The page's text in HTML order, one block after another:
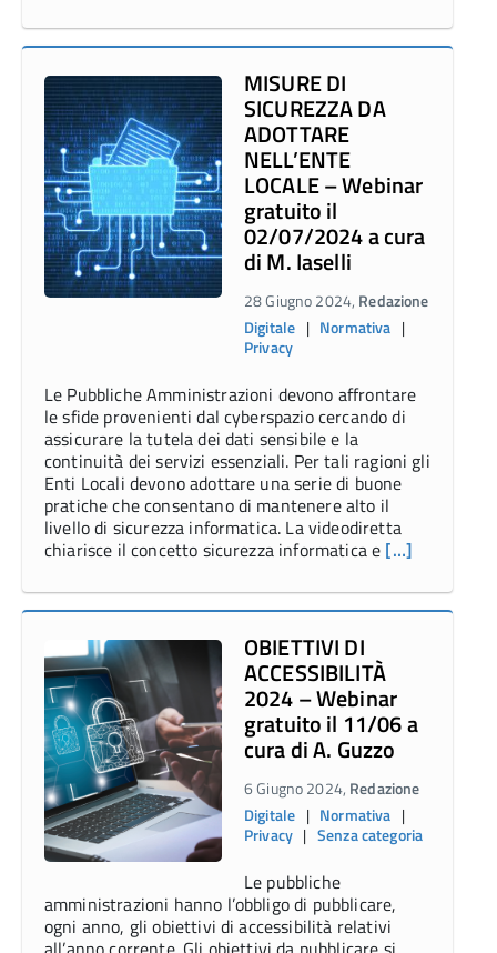
MISURE DI
SICUREZZA DA
ADOTTARE
NELL’ENTE
LOCALE – Webinar
gratuito il
02/07/2024 a cura
di M. Iaselli
28 Giugno 2024, Redazione
Digitale | Normativa |
Privacy
Le Pubbliche Amministrazioni devono affrontare
le sfide provenienti dal cyberspazio cercando di
assicurare la tutela dei dati sensibile e la
continuità dei servizi essenziali. Per tali ragioni gli
Enti Locali devono adottare una serie di buone
pratiche che consentano di mantenere alto il
livello di sicurezza informatica. La videodiretta
chiarisce il concetto sicurezza informatica e […]
OBIETTIVI DI
ACCESSIBILITÀ
2024 – Webinar
gratuito il 11/06 a
cura di A. Guzzo
6 Giugno 2024, Redazione
Digitale | Normativa |
Privacy| Senza categoria
Le pubbliche
amministrazioni hanno l’obbligo di pubblicare,
ogni anno, gli obiettivi di accessibilità relativi